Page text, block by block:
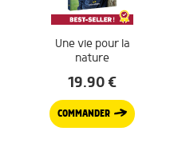
Une vie pour la
nature
19.90€
COMMANDER